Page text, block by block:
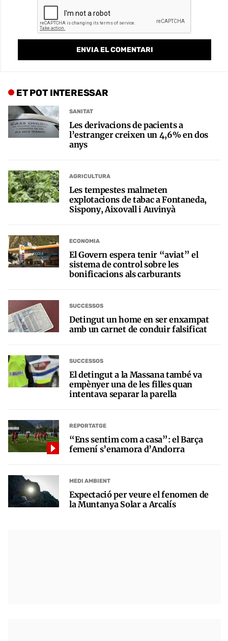
ET POT INTERESSAR
SANITAT
Les derivacions de pacients a
l’estranger creixen un 4,6% en dos
anys
AGRICULTURA
Les tempestes malmeten
explotacions de tabac a Fontaneda,
Sispony, Aixovall i Auvinyà
ECONOMIA
El Govern espera tenir “aviat” el
sistema de control sobre les
bonificacions als carburants
SUCCESSOS
Detingut un home en ser enxampat
amb un carnet de conduir falsificat
SUCCESSOS
El detingut a la Massana també va
empènyer una de les filles quan
intentava separar la parella
REPORTATGE
“Ens sentim com a casa”: el Barça
femení s’enamora d’Andorra
MEDI AMBIENT
Expectació per veure el fenomen de
la Muntanya Solar a Arcalís